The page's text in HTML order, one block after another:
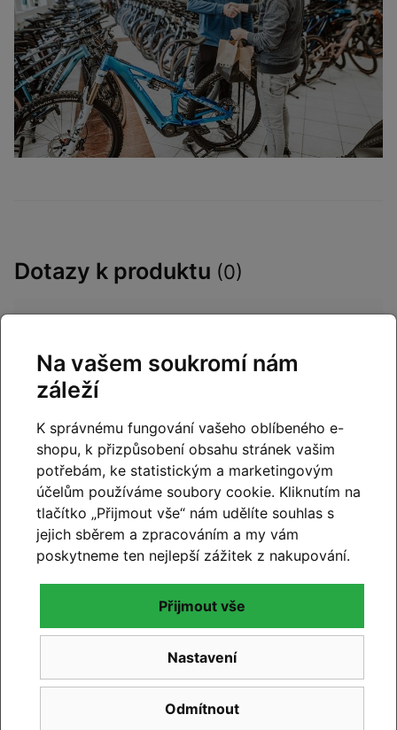
Dotazy k produktu (0)
2023 ?
Zeptejte se.
Napište dotaz
Hodnocení produktu
Přidejte vlastní hodnocení produktu a pomožte
tak dalším nakupujícím.
Hodnoťte.
Na vašem soukromí nám
záleží
K správnému fungování vašeho oblíbeného e-
shopu, k přizpůsobení obsahu stránek vašim
potřebám, ke statistickým a marketingovým
účelům používáme soubory cookie. Kliknutím na
tlačítko „Přijmout vše“ nám udělíte souhlas s
jejich sběrem a zpracováním a my vám
poskytneme ten nejlepší zážitek z nakupování.
Odmítnout
Nastavení
Přijmout vše